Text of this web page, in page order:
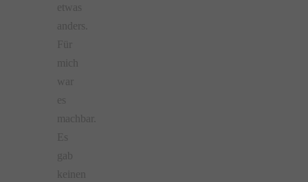
etwas
anders.
Für
mich
war
es
machbar.
Es
gab
keinen